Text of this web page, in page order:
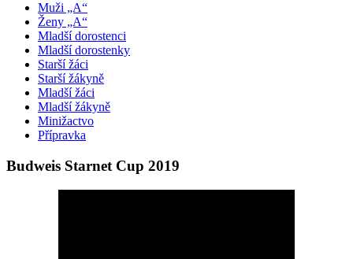
Muži „A“
Ženy „A“
Mladší dorostenci
Mladší dorostenky
Starší žáci
Starší žákyně
Mladší žáci
Mladší žákyně
Minižactvo
Přípravka
Budweis Starnet Cup 2019